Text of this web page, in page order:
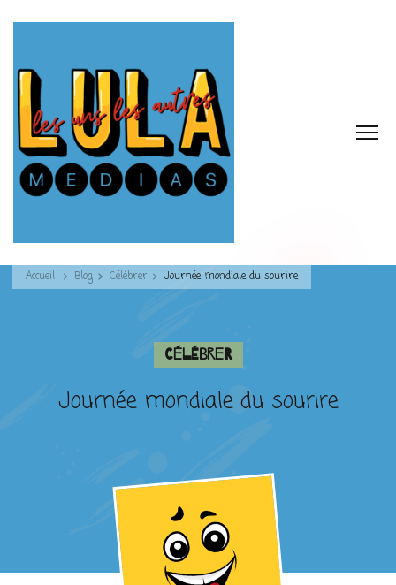
Accueil Blog Célébrer Journée mondiale du sourire
Célébrer
Journée mondiale du sourire